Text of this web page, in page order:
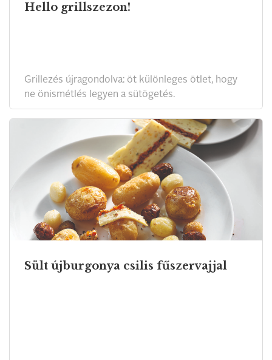
Hello grillszezon!
Grillezés újragondolva: öt különleges ötlet, hogy
ne önismétlés legyen a sütögetés.
Sült újburgonya csilis fűszervajjal